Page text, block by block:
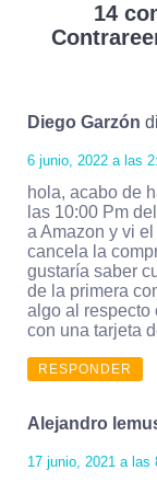
14
Diego Garzón
6 junio, 2022 a las
hola, acabo de
las 10:00 Pm
a Amazon y vi
cancela la
gustaría saber
de la primera
algo al respecto
con una tarjeta
RESPONDER
Alejandro
17 junio, 2021 a las